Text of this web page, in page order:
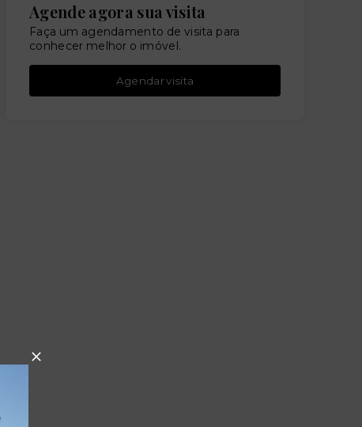
Agende agora sua visita
Faça um agendamento de visita para
conhecer melhor o imóvel.
Agendar visita